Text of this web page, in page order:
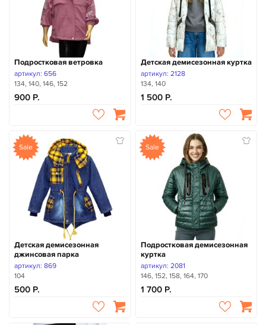
Подростковая ветровка
артикул: 656
134, 140, 146, 152
900
Детская демисезонная куртка
артикул: 2128
134, 140
1 500
Sale
Детская демисезонная
джинсовая парка
артикул: 869
104
500
Sale
Подростковая демисезонная
куртка
артикул: 2081
146, 152, 158, 164, 170
1 700